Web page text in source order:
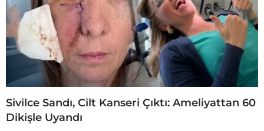
Sivilce Sandı, Cilt Kanseri Çıktı: Ameliyattan 60
Dikişle Uyandı